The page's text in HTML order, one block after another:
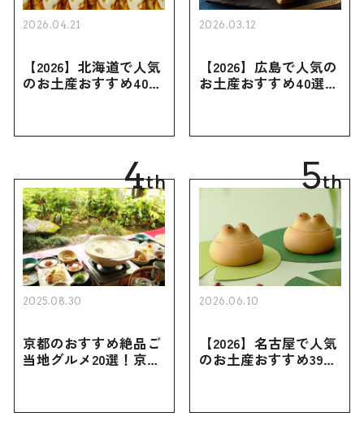
2026.04.21
【2026】北海道で人気
のお土産おすすめ40選
買えない限定品、女性
2026.03.12
【2026】広島で人気の
お土産おすすめ40選｜
き用、女性向けまで幅
4th
2025.08.30
京都のおすすめ絶品ご
当地グルメ20選！京都
5th
2026.06.10
【2026】名古屋で人気
のお土産おすすめ39選
お土産・ばらまき用ま